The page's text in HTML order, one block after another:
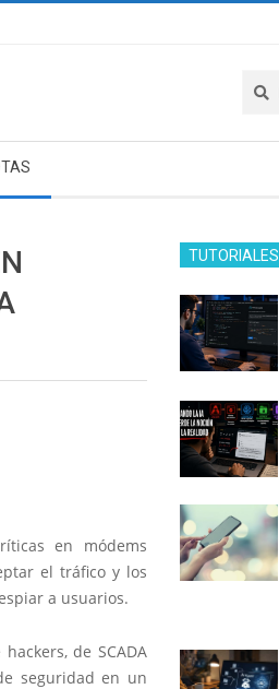
en módems
el tráfico y los
a usuarios.
de SCADA
seguridad en un
TUTORIALES